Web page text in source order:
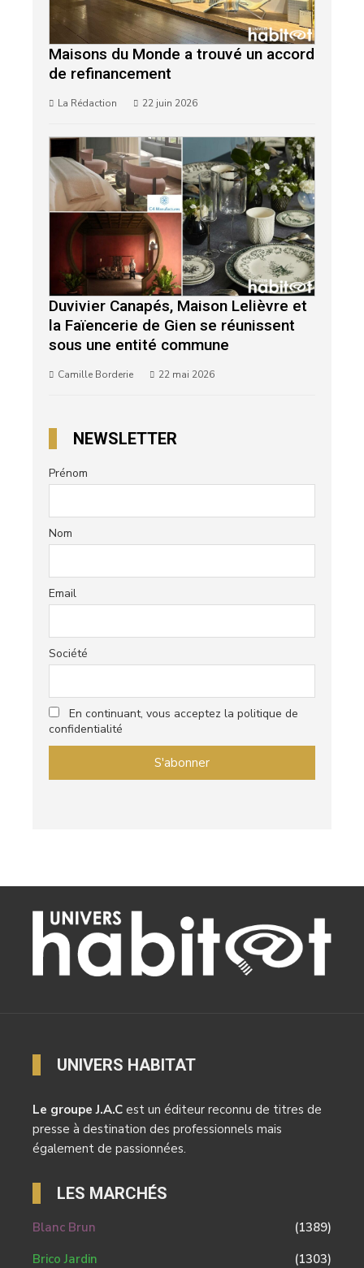
Maisons du Monde a trouvé un accord
de refinancement
La Rédaction 22 juin 2026
Duvivier Canapés, Maison Lelièvre et
la Faïencerie de Gien se réunissent
sous une entité commune
Camille Borderie 22 mai 2026
NEWSLETTER
Prénom
Nom
Email
Société
En continuant, vous acceptez la politique de
confidentialité
UNIVERS HABITAT
Le groupe J.A.C est un éditeur reconnu de titres de
presse à destination des professionnels mais
également de passionnées.
LES MARCHÉS
Blanc Brun
(1389)
Brico Jardin
(1303)